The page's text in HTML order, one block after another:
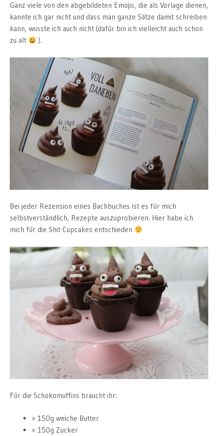
Ganz viele von den abgebildeten Emojis, die als Vorlage dienen,
kannte ich gar nicht und dass man ganze Sätze damit schreiben
kann, wusste ich auch nicht (dafür bin ich vielleicht auch schon
zu alt
).
Bei jeder Rezension eines Bachbuches ist es für mich
selbstverständlich, Rezepte auszuprobieren. Hier habe ich
mich für die Shit Cupcakes entschieden
Für die Schokomuffins braucht ihr:
150g weiche Butter
150g Zucker